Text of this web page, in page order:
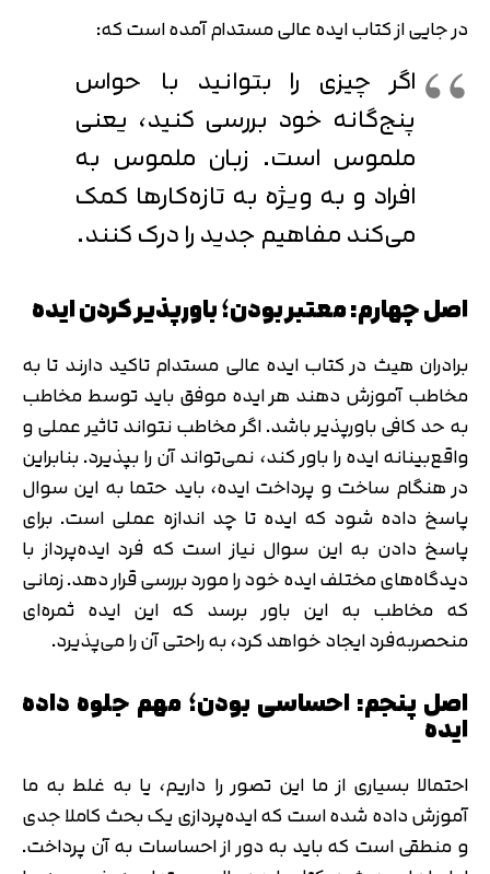
در جایی از کتاب ایده عالی مستدام آمده است که:
اگر چیزی را بتوانید با حواس
پنج‌گانه‌ خود بررسی کنید، یعنی
ملموس است. زبان ملموس به
افراد و به ویژه به تازه‌کارها کمک
می‌کند مفاهیم جدید را درک کنند.
اصل چهارم: معتبر بودن؛ باورپذیر کردن ایده
برادران هیث در کتاب ایده عالی مستدام تاکید دارند تا به
مخاطب آموزش دهند هر ایده موفق باید توسط مخاطب
به حد کافی باورپذیر باشد. اگر مخاطب نتواند تاثیر عملی و
واقع‌بینانه ایده را باور کند، نمی‌تواند آن را بپذیرد. بنابراین
در هنگام ساخت و پرداخت ایده، باید حتما به این سوال
پاسخ داده شود که ایده تا چد اندازه عملی است. برای
پاسخ دادن به این سوال نیاز است که فرد ایده‌پرداز با
دیدگاه‌های مختلف ایده خود را مورد بررسی قرار دهد. زمانی
که مخاطب به این باور برسد که این ایده ثمره‌ای
منحصربه‌فرد ایجاد خواهد کرد، به راحتی آن را می‌پذیرد.
اصل پنجم: احساسی بودن؛ مهم جلوه داده
ایده
احتمالا بسیاری از ما این تصور را داریم، یا به غلط به ما
آموزش داده شده است که ایده‌پردازی یک بحث کاملا جدی
و منطقی است که باید به دور از احساسات به آن پرداخت.